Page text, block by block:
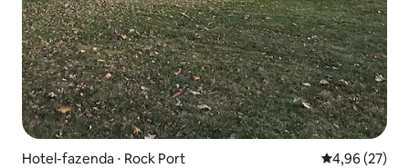
Hotel-fazenda ⋅ Rock Port 4,96 de uma
4,96 (27)